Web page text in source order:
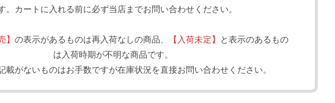
。カートに入れる前に必ず当店までお問い合わせください。
】 の表示があるものは再入荷なしの商品、 【入荷未定】
と表示のあるもの
は入荷時期が不明な商品です。
載がないものはお手数ですが在庫状況を直接お問い合わせください。